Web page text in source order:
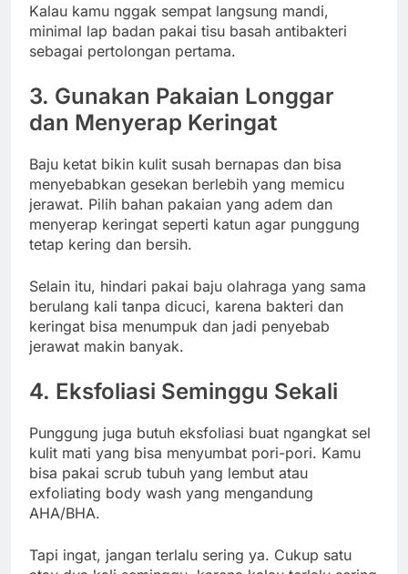
Kalau kamu nggak sempat langsung mandi,
minimal lap badan pakai tisu basah antibakteri
sebagai pertolongan pertama.
3. Gunakan Pakaian Longgar
dan Menyerap Keringat
Baju ketat bikin kulit susah bernapas dan bisa
menyebabkan gesekan berlebih yang memicu
jerawat. Pilih bahan pakaian yang adem dan
menyerap keringat seperti katun agar punggung
tetap kering dan bersih.
Selain itu, hindari pakai baju olahraga yang sama
berulang kali tanpa dicuci, karena bakteri dan
keringat bisa menumpuk dan jadi penyebab
jerawat makin banyak.
4. Eksfoliasi Seminggu Sekali
Punggung juga butuh eksfoliasi buat ngangkat sel
kulit mati yang bisa menyumbat pori-pori. Kamu
bisa pakai scrub tubuh yang lembut atau
exfoliating body wash yang mengandung
AHA/BHA.
Tapi ingat, jangan terlalu sering ya. Cukup satu